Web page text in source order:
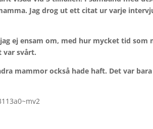
Jag drog ut ett citat ur varje
ej ensam om, med hur mycket tid som
var svårt.
mammor också hade haft. Det var